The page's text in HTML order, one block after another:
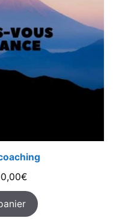
:
€Le
prix
actuel
est :